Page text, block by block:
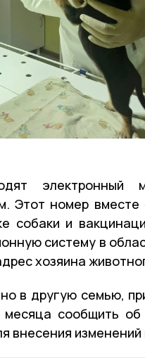
электронный
Этот номер
собаки и
систему в
хозяина
в другую семью,
сообщить
внесения изменений